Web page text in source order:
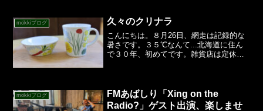
お手軽なプレゼン...
mökkiブログ 久々のクリナラ
こんにちは。８月26日、網走は記録的な
暑さです。３５℃なんて...北海道に住ん
で３０年、初めてです。雑貨店は定休
しかったものをご紹介...
mökkiブログ
FMあばしり「Xing on the
Radio?」ゲスト出演、楽しませ